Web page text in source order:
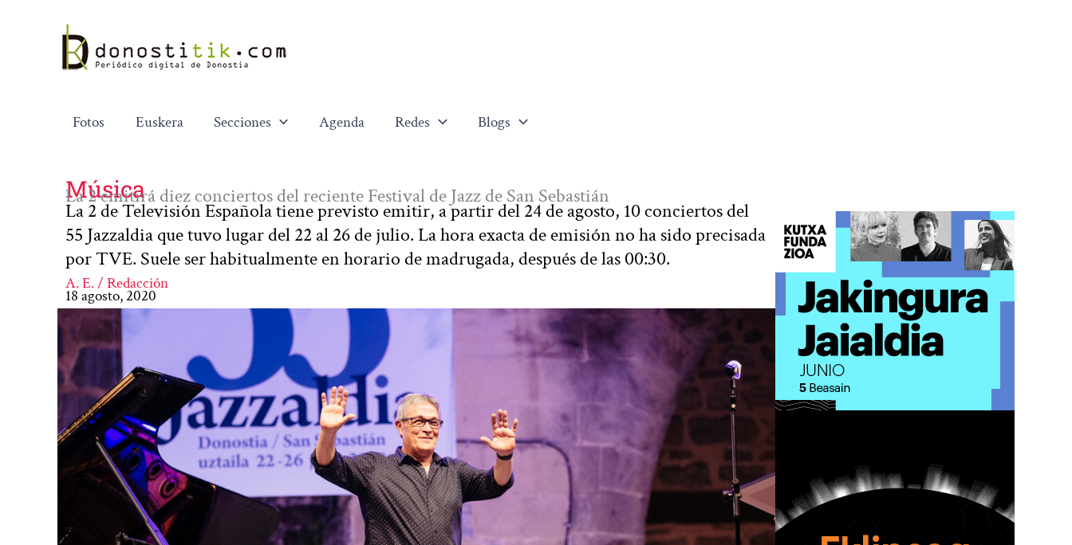
contenido
Fotos Euskera Secciones Agenda Redes Blogs
Música
La 2 emitirá diez conciertos del reciente Festival de Jazz de San Sebastián
La 2 de Televisión Española tiene previsto emitir, a partir del 24 de agosto, 10 conciertos del
55 Jazzaldia que tuvo lugar del 22 al 26 de julio. La hora exacta de emisión no ha sido precisada
por TVE. Suele ser habitualmente en horario de madrugada, después de las 00:30.
A. E. / Redacción
18 agosto, 2020